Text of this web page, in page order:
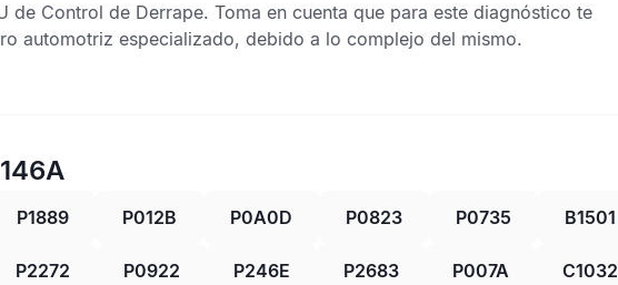
de Control de Derrape. Toma en cuenta que para este diagnóstico te
automotriz especializado, debido a lo complejo del mismo.
P1889 P012B P0A0D P0823 P0735 B1501
P2272 P0922 P246E P2683 P007A C1032